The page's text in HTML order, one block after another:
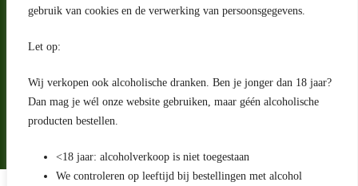
gebruik van cookies en de verwerking van persoonsgegevens.
Let op:
Wij verkopen ook alcoholische dranken. Ben je jonger dan 18 jaar?
Dan mag je wél onze website gebruiken, maar géén alcoholische
producten bestellen.
<18 jaar: alcoholverkoop is niet toegestaan
We controleren op leeftijd bij bestellingen met alcohol
Facebook
Herroepingsrecht
Bij bezorging van alcoholhoudende dranken voert de bezorger